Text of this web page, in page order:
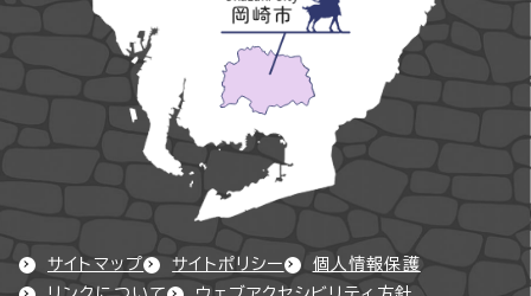
サイトマップ サイトポリシー
個人情報保護